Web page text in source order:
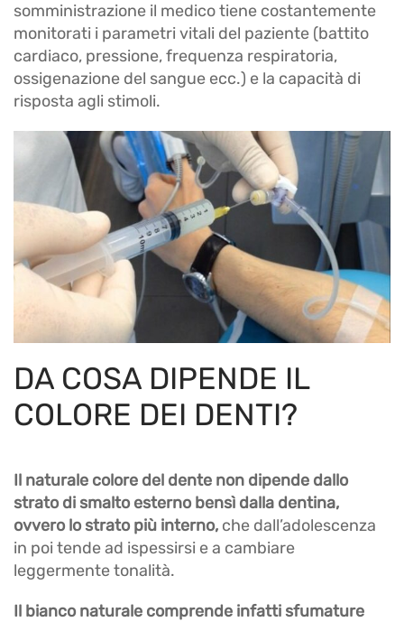
somministrazione il medico tiene costantemente
monitorati i parametri vitali del paziente (battito
cardiaco, pressione, frequenza respiratoria,
ossigenazione del sangue ecc.) e la capacità di
risposta agli stimoli.
DA COSA DIPENDE IL
COLORE DEI DENTI?
Il naturale colore del dente non dipende dallo
strato di smalto esterno bensì dalla dentina,
ovvero lo strato più interno, che dall’adolescenza
in poi tende ad ispessirsi e a cambiare
leggermente tonalità.
Il bianco naturale comprende infatti sfumature